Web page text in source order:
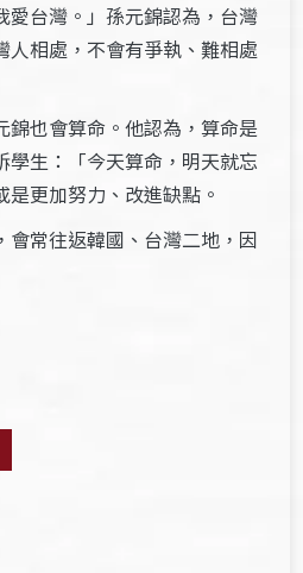
愛台灣。」孫元錦認為，台灣
人相處，不會有爭執、難相處
錦也會算命。他認為，算命是
學生：「今天算命，明天就忘
更加努力、改進缺點。
會常往返韓國、台灣二地，因